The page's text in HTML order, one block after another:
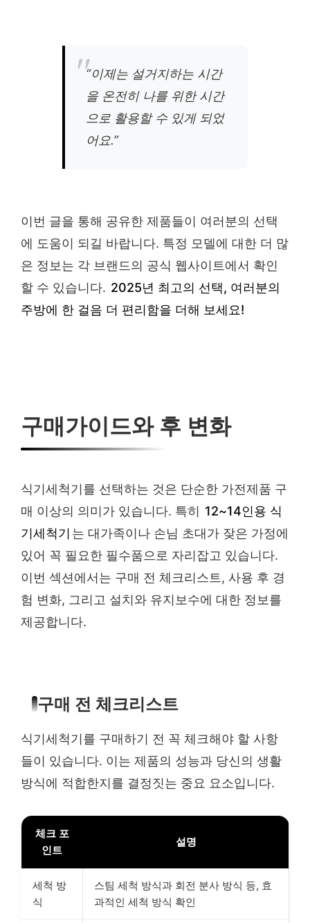
“이제는 설거지하는 시간
을 온전히 나를 위한 시간
으로 활용할 수 있게 되었
어요.”
이번 글을 통해 공유한 제품들이 여러분의 선택
에 도움이 되길 바랍니다. 특정 모델에 대한 더 많
은 정보는 각 브랜드의 공식 웹사이트에서 확인
할 수 있습니다. 2025년 최고의 선택, 여러분의
주방에 한 걸음 더 편리함을 더해 보세요!
구매가이드와 후 변화
식기세척기를 선택하는 것은 단순한 가전제품 구
매 이상의 의미가 있습니다. 특히 12~14인용 식
기세척기 는 대가족이나 손님 초대가 잦은 가정에
있어 꼭 필요한 필수품으로 자리잡고 있습니다.
이번 섹션에서는 구매 전 체크리스트, 사용 후 경
험 변화, 그리고 설치와 유지보수에 대한 정보를
제공합니다.
구매 전 체크리스트
식기세척기를 구매하기 전 꼭 체크해야 할 사항
들이 있습니다. 이는 제품의 성능과 당신의 생활
방식에 적합한지를 결정짓는 중요 요소입니다.
체크 포
인트
설명
세척 방
식
스팀 세척 방식과 회전 분사 방식 등, 효
과적인 세척 방식 확인